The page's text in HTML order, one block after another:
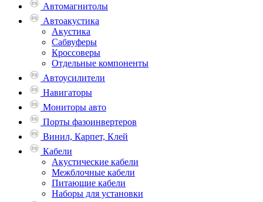
Автомагнитолы
Автоакустика
Акустика
Сабвуферы
Кроссоверы
Отдельные компоненты
Автоусилители
Навигаторы
Мониторы авто
Порты фазоинвертеров
Винил, Карпет, Клей
Кабели
Акустические кабели
Межблочные кабели
Питающие кабели
Наборы для установки